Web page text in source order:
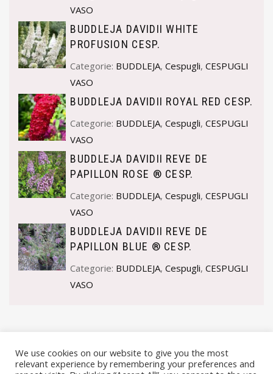
VASO
BUDDLEJA DAVIDII WHITE
PROFUSION CESP.
Categorie: BUDDLEJA,Cespugli,CESPUGLI
VASO
BUDDLEJA DAVIDII ROYAL RED CESP.
Categorie: BUDDLEJA,Cespugli,CESPUGLI
VASO
BUDDLEJA DAVIDII REVE DE
PAPILLON ROSE ® CESP.
Categorie: BUDDLEJA,Cespugli,CESPUGLI
VASO
BUDDLEJA DAVIDII REVE DE
PAPILLON BLUE ® CESP.
Categorie: BUDDLEJA,Cespugli,CESPUGLI
VASO
We use cookies on our website to give you the most
relevant experience by remembering your preferences and